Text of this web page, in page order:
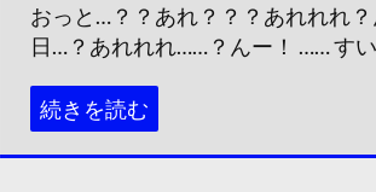
おっと…？？あれ？？？あれれれ
日…？あれれれ……？んー！ …… す
続きを読む